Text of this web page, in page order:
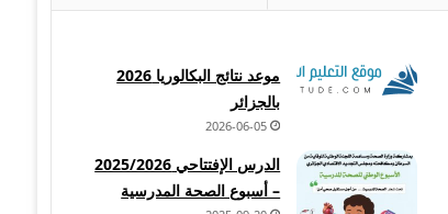
موعد نتائج البكالوريا 2026
بالجزائر
2026-06-05
الدرس الإفتتاحي 2025/2026
– أسبوع الصحة المدرسية